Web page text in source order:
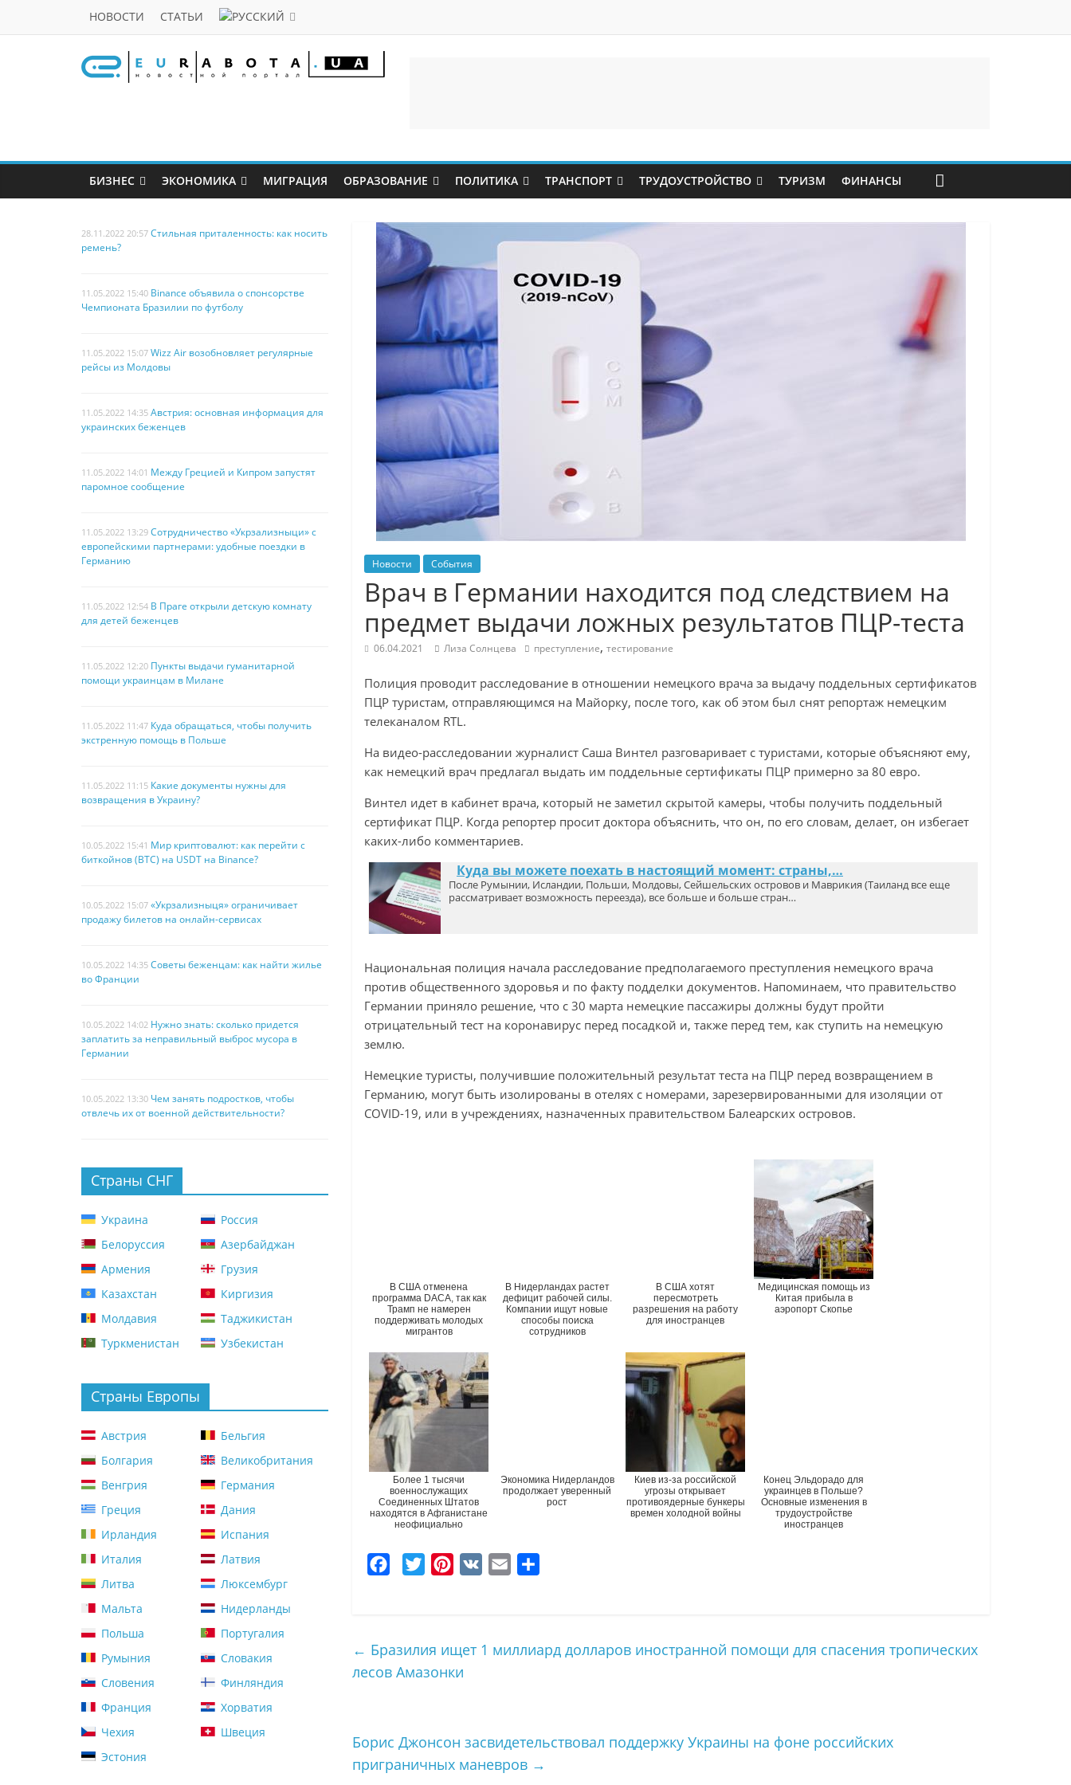
НОВОСТИ СТАТЬИ
БИЗНЕС ЭКОНОМИКА МИГРАЦИЯ ОБРАЗОВАНИЕ ПОЛИТИКА ТРАНСПОРТ ТРУДОУСТРОЙСТВО ТУРИЗМ ФИНАНСЫ
Новости События
Врач в Германии находится под следствием на
предмет выдачи ложных результатов ПЦР-теста
06.04.2021 Лиза Солнцева преступление, тестирование
Полиция проводит расследование в отношении немецкого врача за выдачу поддельных сертификатов
ПЦР туристам, отправляющимся на Майорку, после того, как об этом был снят репортаж немецким
телеканалом RTL.
На видео-расследовании журналист Саша Винтел разговаривает с туристами, которые объясняют ему,
как немецкий врач предлагал выдать им поддельные сертификаты ПЦР примерно за 80 евро.
Винтел идет в кабинет врача, который не заметил скрытой камеры, чтобы получить поддельный
сертификат ПЦР. Когда репортер просит доктора объяснить, что он, по его словам, делает, он избегает
каких-либо комментариев.
Куда вы можете поехать в настоящий момент: страны,…
После Румынии, Исландии, Польши, Молдовы, Сейшельских островов и Маврикия (Таиланд все еще
рассматривает возможность переезда), все больше и больше стран…
Национальная полиция начала расследование предполагаемого преступления немецкого врача
против общественного здоровья и по факту подделки документов. Напоминаем, что правительство
Германии приняло решение, что с 30 марта немецкие пассажиры должны будут пройти
отрицательный тест на коронавирус перед посадкой и, также перед тем, как ступить на немецкую
землю.
Немецкие туристы, получившие положительный результат теста на ПЦР перед возвращением в
Германию, могут быть изолированы в отелях с номерами, зарезервированными для изоляции от
COVID-19, или в учреждениях, назначенных правительством Балеарских островов.
В США отменена
программа DACA, так как
Трамп не намерен
поддерживать молодых
мигрантов
В Нидерландах растет
дефицит рабочей силы.
Компании ищут новые
способы поиска
сотрудников
В США хотят
пересмотреть
разрешения на работу
для иностранцев
Медицинская помощь из
Китая прибыла в
аэропорт Скопье
Более 1 тысячи
военнослужащих
Соединенных Штатов
находятся в Афганистане
неофициально
Экономика Нидерландов
продолжает уверенный
рост
Киев из-за российской
угрозы открывает
противоядерные бункеры
времен холодной войны
Конец Эльдорадо для
украинцев в Польше?
Основные изменения в
трудоустройстве
иностранцев
b
o
t
e
e
r
t
l
а
ь
← Бразилия ищет 1 миллиард долларов иностранной помощи для спасения тропических
лесов Амазонки
Борис Джонсон засвидетельствовал поддержку Украины на фоне российских
приграничных маневров →
28.11.2022 20:57 Стильная приталенность: как носить
ремень?
11.05.2022 15:40 Binance объявила о спонсорстве
Чемпионата Бразилии по футболу
11.05.2022 15:07 Wizz Air возобновляет регулярные
рейсы из Молдовы
11.05.2022 14:35 Австрия: основная информация для
украинских беженцев
11.05.2022 14:01 Между Грецией и Кипром запустят
паромное сообщение
11.05.2022 13:29 Сотрудничество «Укрзализныци» с
европейскими партнерами: удобные поездки в
Германию
11.05.2022 12:54 В Праге открыли детскую комнату
для детей беженцев
11.05.2022 12:20 Пункты выдачи гуманитарной
помощи украинцам в Милане
11.05.2022 11:47 Куда обращаться, чтобы получить
экстренную помощь в Польше
11.05.2022 11:15 Какие документы нужны для
возвращения в Украину?
10.05.2022 15:41 Мир криптовалют: как перейти с
биткойнов (BTC) на USDT на Binance?
10.05.2022 15:07 «Укрзализныця» ограничивает
продажу билетов на онлайн-сервисах
10.05.2022 14:35 Советы беженцам: как найти жилье
во Франции
10.05.2022 14:02 Нужно знать: сколько придется
заплатить за неправильный выброс мусора в
Германии
10.05.2022 13:30 Чем занять подростков, чтобы
отвлечь их от военной действительности?
Страны СНГ
Украина
Россия
Белоруссия
Азербайджан
Армения
Грузия
Казахстан
Киргизия
Молдавия
Таджикистан
Туркменистан
Узбекистан
Страны Европы
Австрия
Бельгия
Болгария
Великобритания
Венгрия
Германия
Греция
Дания
Ирландия
Испания
Италия
Латвия
Литва
Люксембург
Мальта
Нидерланды
Польша
Португалия
Румыния
Словакия
Словения
Финляндия
Франция
Хорватия
Чехия
Швеция
Эстония